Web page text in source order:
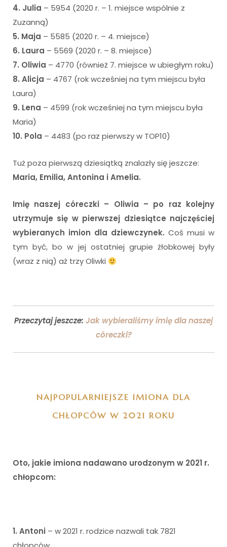
4. Julia – 5954 (2020 r. – 1. miejsce wspólnie z
Zuzanną)
5. Maja – 5585 (2020 r. – 4. miejsce)
6. Laura – 5569 (2020 r. – 8. miejsce)
7. Oliwia – 4770 (również 7. miejsce w ubiegłym roku)
8. Alicja – 4767 (rok wcześniej na tym miejscu była
Laura)
9. Lena – 4599 (rok wcześniej na tym miejscu była
Maria)
10. Pola – 4483 (po raz pierwszy w TOP10)
Tuż poza pierwszą dziesiątką znalazły się jeszcze:
Maria, Emilia, Antonina i Amelia.
Imię naszej córeczki – Oliwia – po raz kolejny
utrzymuje się w pierwszej dziesiątce najczęściej
wybieranych imion dla dziewczynek. Coś musi w
tym być, bo w jej ostatniej grupie żłobkowej były
(wraz z nią) aż trzy Oliwki
Przeczytaj jeszcze: Jak wybieraliśmy imię dla naszej
córeczki?
NAJPOPULARNIEJSZE IMIONA DLA
CHŁOPCÓW W 2021 ROKU
Oto, jakie imiona nadawano urodzonym w 2021 r.
chłopcom:
1. Antoni – w 2021 r. rodzice nazwali tak 7821